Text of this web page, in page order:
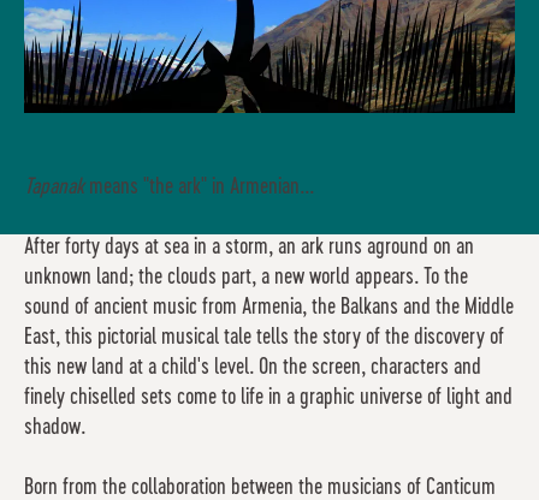
Tapanak means "the ark" in Armenian...
After forty days at sea in a storm, an ark runs aground on an
unknown land; the clouds part, a new world appears. To the
sound of ancient music from Armenia, the Balkans and the Middle
East, this pictorial musical tale tells the story of the discovery of
this new land at a child's level. On the screen, characters and
finely chiselled sets come to life in a graphic universe of light and
shadow.
Born from the collaboration between the musicians of Canticum